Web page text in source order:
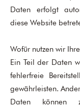
Daten erfolgt
diese Website
Wofür nutzen wir
Ein Teil der Daten
fehlerfreie
gewährleisten.
Daten können